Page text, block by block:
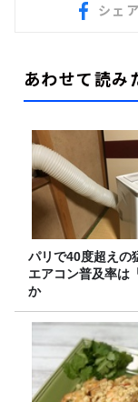
シェア
あわせて読み
パリで40度超え
エアコン普及率は
か